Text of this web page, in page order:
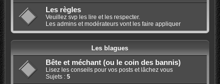
Les règles
Veuillez svp les lire et les respecter.
Les admins et modérateurs vont les faire appliquer
Les blagues
Bête et méchant (ou le coin des bannis)
Lisez les conseils pour vos posts et lâchez vous
Sujets : 5